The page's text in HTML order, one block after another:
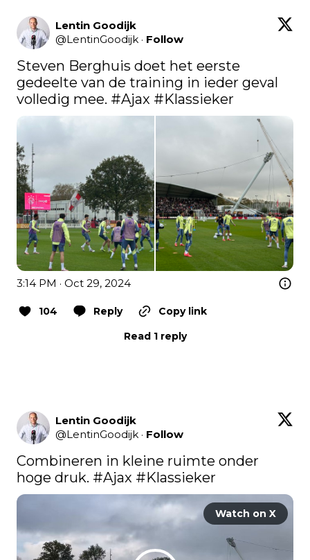
Lentin Goodijk
@LentinGoodijk · Follow
Steven Berghuis doet het eerste
gedeelte van de training in ieder geval
volledig mee. #Ajax #Klassieker
3:14 PM · Oct 29, 2024
104 Reply
Copy link
Read 1 reply
Lentin Goodijk
@LentinGoodijk · Follow
Combineren in kleine ruimte onder
hoge druk. #Ajax #Klassieker
Watch on X